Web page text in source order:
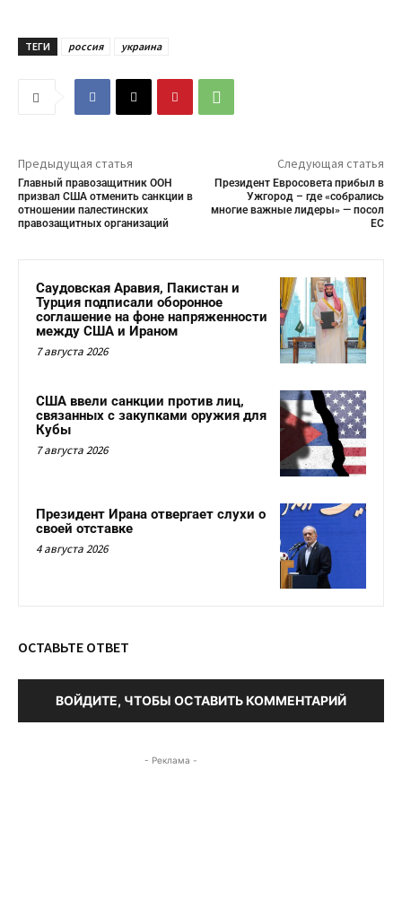
ТЕГИ россия украина
Предыдущая статья
Главный правозащитник ООН
призвал США отменить санкции в
отношении палестинских
правозащитных организаций
Следующая статья
Президент Евросовета прибыл в
Ужгород – где «собрались
многие важные лидеры» — посол
ЕС
Саудовская Аравия, Пакистан и
Турция подписали оборонное
соглашение на фоне напряженности
между США и Ираном
7 августа 2026
США ввели санкции против лиц,
связанных с закупками оружия для
Кубы
7 августа 2026
Президент Ирана отвергает слухи о
своей отставке
4 августа 2026
ОСТАВЬТЕ ОТВЕТ
ВОЙДИТЕ, ЧТОБЫ ОСТАВИТЬ КОММЕНТАРИЙ
- Реклама -